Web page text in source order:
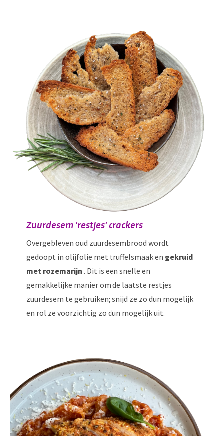
Zuurdesem 'restjes' crackers
Overgebleven oud zuurdesembrood wordt
gedoopt in olijfolie met truffelsmaak en gekruid
met rozemarijn . Dit is een snelle en
gemakkelijke manier om de laatste restjes
zuurdesem te gebruiken; snijd ze zo dun mogelijk
en rol ze voorzichtig zo dun mogelijk uit.